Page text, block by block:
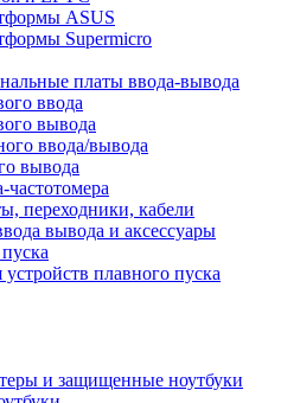
ASUS
Supermicro
платы ввода-вывода
ввода
вывода
ввода/вывода
вывода
переходники, кабели
вывода и аксессуары
плавного пуска
и защищенные ноутбуки